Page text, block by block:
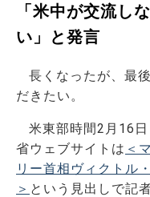
「米中が交流し
い」と発言
長くなったが、最
だきたい。
米東部時間2月16
省ウェブサイトは ＜
リー首相ヴィクトル
＞ という見出しで記